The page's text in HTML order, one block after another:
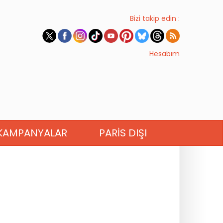
Bizi takip edin :
Hesabım
PARIS DIŞI